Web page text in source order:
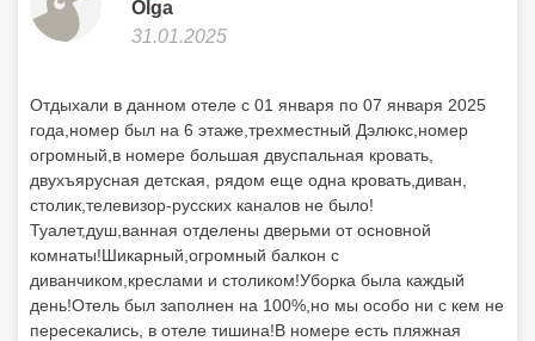
Olga
31.01.2025
Отдыхали в данном отеле с 01 января по 07 января 2025
года,номер был на 6 этаже,трехместный Дэлюкс,номер
огромный,в номере большая двуспальная кровать,
двухъярусная детская, рядом еще одна кровать,диван,
столик,телевизор-русских каналов не было!
Туалет,душ,ванная отделены дверьми от основной
комнаты!Шикарный,огромный балкон с
диванчиком,креслами и столиком!Уборка была каждый
день!Отель был заполнен на 100%,но мы особо ни с кем не
пересекались, в отеле тишина!В номере есть пляжная